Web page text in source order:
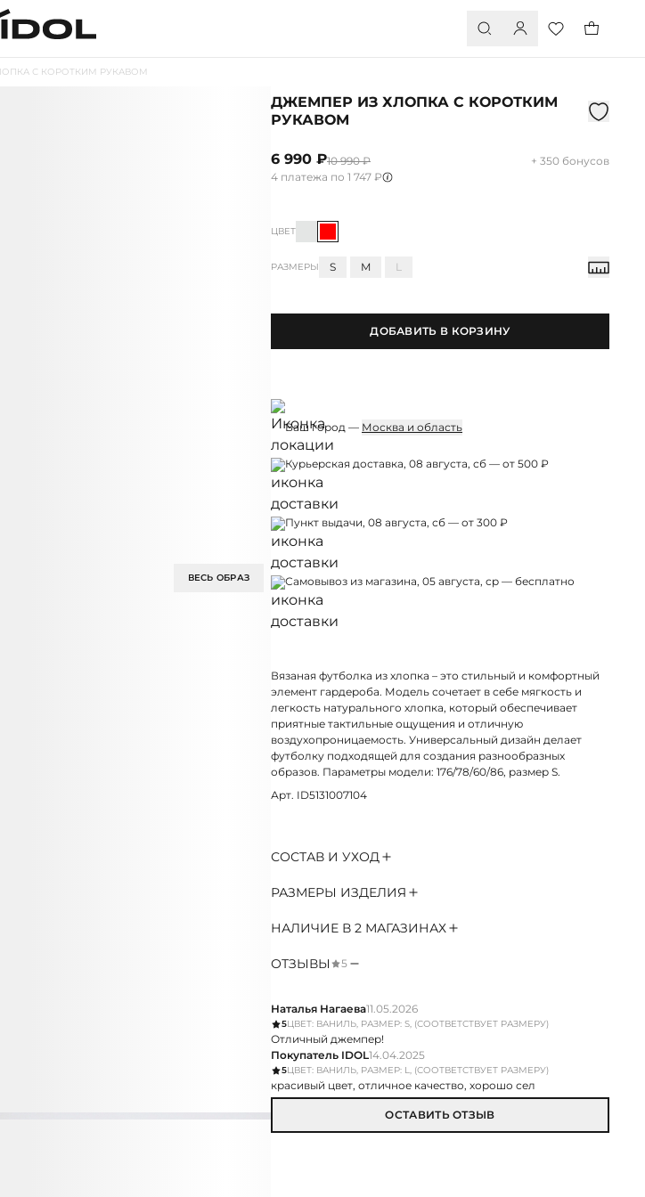
С КОРОТКИМ РУКАВОМ
ВЕСЬ ОБРАЗ
ДЖЕМПЕР ИЗ ХЛОПКА С КОРОТКИМ
РУКАВОМ
6 990 ₽10 990 ₽
+ 350 бонусов
4 платежа по 1 747 ₽
ЦВЕТ
РАЗМЕРЫ S M L
ДОБАВИТЬ В КОРЗИНУ
Ваш город — Москва и область
Курьерская доставка, 08 августа, сб — от 500 ₽
Пункт выдачи, 08 августа, сб — от 300 ₽
Самовывоз из магазина, 05 августа, ср — бесплатно
Вязаная футболка из хлопка – это стильный и комфортный
элемент гардероба. Модель сочетает в себе мягкость и
легкость натурального хлопка, который обеспечивает
приятные тактильные ощущения и отличную
воздухопроницаемость. Универсальный дизайн делает
футболку подходящей для создания разнообразных
образов. Параметры модели: 176/78/60/86, размер S.
Арт. ID5131007104
СОСТАВ И УХОД
РАЗМЕРЫ ИЗДЕЛИЯ
НАЛИЧИЕ В 2 МАГАЗИНАХ
ОТЗЫВЫ 5
Наталья Нагаева11.05.2026
5ЦВЕТ: ВАНИЛЬ, РАЗМЕР: S, (СООТВЕТСТВУЕТ РАЗМЕРУ)
Отличный джемпер!
Покупатель IDOL14.04.2025
5ЦВЕТ: ВАНИЛЬ, РАЗМЕР: L, (СООТВЕТСТВУЕТ РАЗМЕРУ)
красивый цвет, отличное качество, хорошо сел
ОСТАВИТЬ ОТЗЫВ